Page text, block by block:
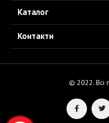
Каталог
Контакти
© 2022. Всі